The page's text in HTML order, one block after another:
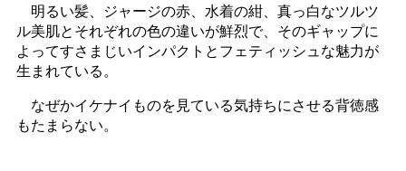
明るい髪、ジャージの赤、水着の紺、真っ白なツルツ
ル美肌とそれぞれの色の違いが鮮烈で、そのギャップに
よってすさまじいインパクトとフェティッシュな魅力が
生まれている。
なぜかイケナイものを見ている気持ちにさせる背徳感
もたまらない。